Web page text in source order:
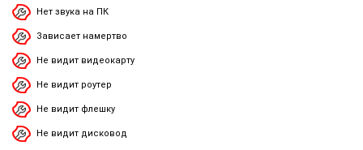
Нет звука на ПК
Зависает намертво
Не видит видеокарту
Не видит роутер
Не видит флешку
Не видит дисковод